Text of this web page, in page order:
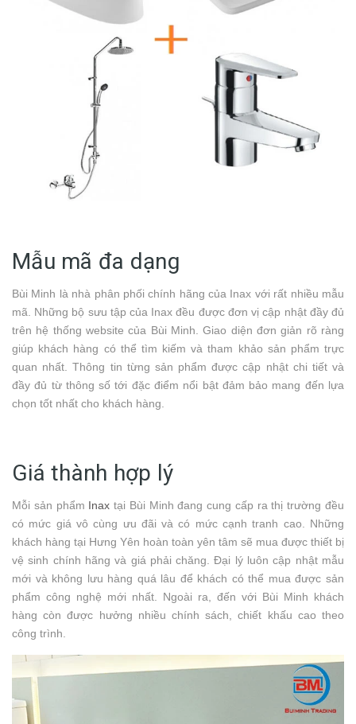
Mẫu mã đa dạng
Bùi Minh là nhà phân phối chính hãng của Inax với rất nhiều mẫu
mã. Những bộ sưu tập của Inax đều được đơn vị cập nhật đầy đủ
trên hệ thống website của Bùi Minh. Giao diện đơn giản rõ ràng
giúp khách hàng có thể tìm kiếm và tham khảo sản phẩm trực
quan nhất. Thông tin từng sản phẩm được cập nhật chi tiết và
đầy đủ từ thông số tới đặc điểm nổi bật đảm bảo mang đến lựa
chọn tốt nhất cho khách hàng.
Giá thành hợp lý
Mỗi sản phẩm Inax tại Bùi Minh đang cung cấp ra thị trường đều
có mức giá vô cùng ưu đãi và có mức cạnh tranh cao. Những
khách hàng tại Hưng Yên hoàn toàn yên tâm sẽ mua được thiết bị
vệ sinh chính hãng và giá phải chăng. Đại lý luôn cập nhật mẫu
mới và không lưu hàng quá lâu để khách có thể mua được sản
phẩm công nghệ mới nhất. Ngoài ra, đến với Bùi Minh khách
hàng còn được hưởng nhiều chính sách, chiết khấu cao theo
công trình.